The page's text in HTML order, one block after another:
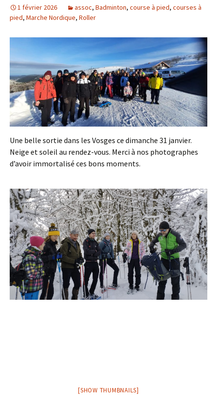
1 février 2026 assoc, Badminton, course à pied, courses à
pied, Marche Nordique, Roller
Une belle sortie dans les Vosges ce dimanche 31 janvier.
Neige et soleil au rendez-vous. Merci à nos photographes
d’avoir immortalisé ces bons moments.
[SHOW THUMBNAILS]